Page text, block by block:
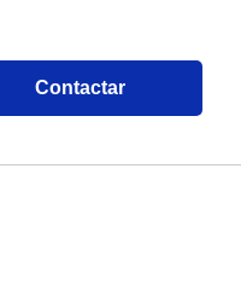
Contactar